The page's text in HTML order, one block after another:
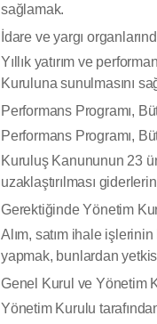
sağlamak.
İdare ve yargı
Yıllık yatırım ve
Kuruluna sunulmasını
Performans Programı,
Performans Programı,
Kuruluş Kanununun 23
uzaklaştırılması
Gerektiğinde Yönetim
Alım, satım ihale
yapmak, bunlardan
Genel Kurul ve Yönetim
Yönetim Kurulu